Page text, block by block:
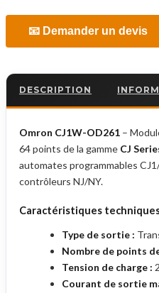
📧 Demander un devis
DESCRIPTION
Omron CJ1W-OD261 –
64 points de la gamme CJ
automates programmables
contrôleurs NJ/NY.
Caractéristiques
Type de sortie :
Nombre de points
Tension de charge :
Courant de sortie